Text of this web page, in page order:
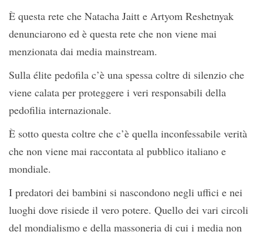
È questa rete che Natacha Jaitt e Artyom Reshetnyak
denunciarono ed è questa rete che non viene mai
menzionata dai media mainstream.
Sulla élite pedofila c’è una spessa coltre di silenzio che
viene calata per proteggere i veri responsabili della
pedofilia internazionale.
È sotto questa coltre che c’è quella inconfessabile verità
che non viene mai raccontata al pubblico italiano e
mondiale.
I predatori dei bambini si nascondono negli uffici e nei
luoghi dove risiede il vero potere. Quello dei vari circoli
del mondialismo e della massoneria di cui i media non